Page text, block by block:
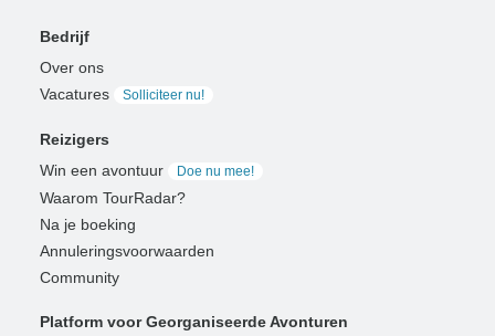
Bedrijf
Over ons
Vacatures
Solliciteer nu!
Reizigers
Win een avontuur
Doe nu mee!
Waarom TourRadar?
Na je boeking
Annuleringsvoorwaarden
Community
Platform voor Georganiseerde Avonturen